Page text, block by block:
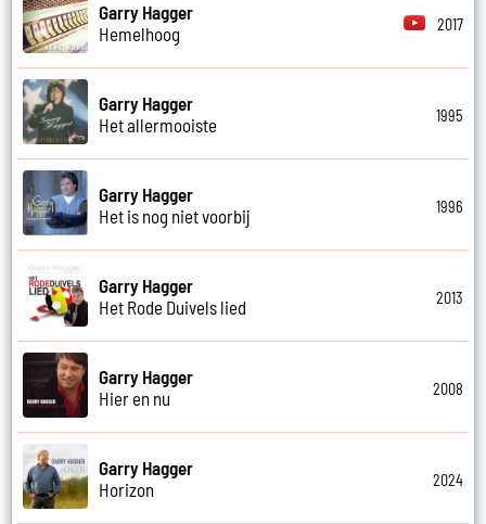
Garry Hagger
Hemelhoog
2017
Garry Hagger
Het allermooiste
1995
Garry Hagger
Het is nog niet voorbij
1996
Garry Hagger
Het Rode Duivels lied
2013
Garry Hagger
Hier en nu
2008
Garry Hagger
Horizon
2024